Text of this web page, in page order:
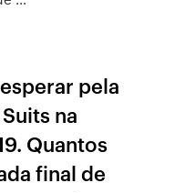
pela
na
Quantos
final de